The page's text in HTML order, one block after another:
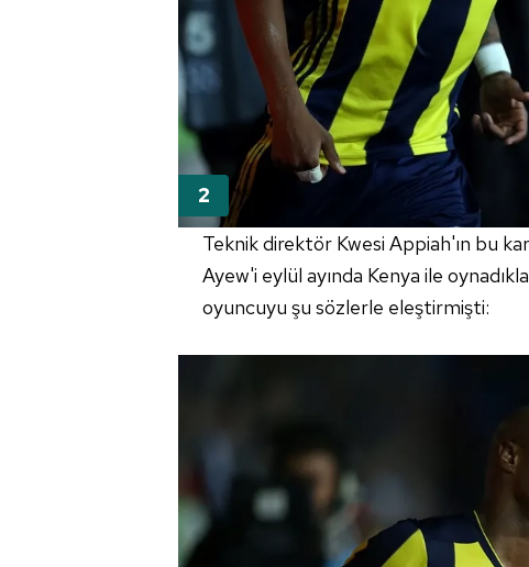
Teknik direktör Kwesi Appiah'ın bu
Ayew'i eylül ayında Kenya ile
oyuncuyu şu sözlerle eleştirmişti: